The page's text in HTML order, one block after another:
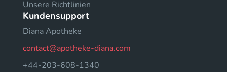
Unsere Richtlinien
Kundensupport
Diana Apotheke
contact@apotheke-diana.com
+44-203-608-1340